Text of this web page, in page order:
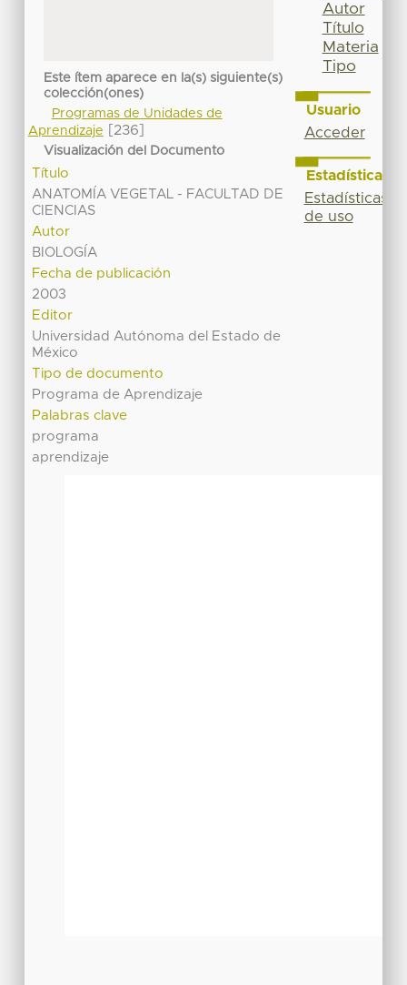
Este ítem aparece en la(s) siguiente(s)
colección(ones)
Programas de Unidades de
Aprendizaje
[236]
Visualización del Documento
Título
ANATOMÍA VEGETAL - FACULTAD DE
CIENCIAS
Autor
BIOLOGÍA
Fecha de publicación
2003
Editor
Universidad Autónoma del Estado de
México
Tipo de documento
Programa de Aprendizaje
Palabras clave
programa
aprendizaje
Autor
Título
Materia
Tipo
Usuario
Acceder
Estadísticas
Estadísticas
de uso